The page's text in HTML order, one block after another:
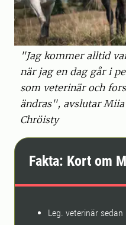
"Jag kommer alltid
när jag en dag går i
som veterinär och
ändras", avslutar
Chröisty
Fakta: Kort om
Leg. veterinär sedan